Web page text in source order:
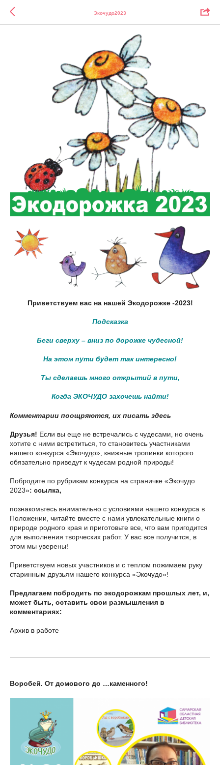
Экочудо2023
Приветствуем вас на нашей Экодорожке -2023!
Подсказка
Беги сверху – вниз по дорожке чудесной!
На этом пути будет так интересно!
Ты сделаешь много открытий в пути,
Когда ЭКОЧУДО захочешь найти!
Комментарии поощряются, их писать здесь
Друзья! Если вы еще не встречались с чудесами, но очень
хотите с ними встретиться, то становитесь участниками
нашего конкурса «Экочудо», книжные тропинки которого
обязательно приведут к чудесам родной природы!
Побродите по рубрикам конкурса на страничке «Экочудо
2023»: ссылка,
познакомьтесь внимательно с условиями нашего конкурса в
Положении, читайте вместе с нами увлекательные книги о
природе родного края и приготовьте все, что вам пригодится
для выполнения творческих работ. У вас все получится, в
этом мы уверены!
Приветствуем новых участников и с теплом пожимаем руку
старинным друзьям нашего конкурса «Экочудо»!
Предлагаем побродить по экодорожкам прошлых лет, и,
может быть, оставить свои размышления в
комментариях:
Архив в работе
Воробей. От домового до …каменного!